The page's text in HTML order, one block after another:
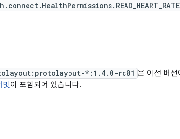
*:1.4.0-rc01 은 이전 버
밋이 포함되어 있습니다.